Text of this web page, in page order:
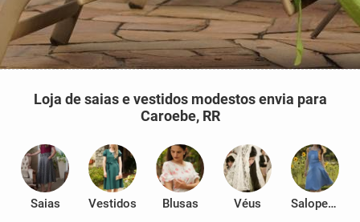
Loja de saias e vestidos modestos envia para
Caroebe, RR
Saias Vestidos Blusas Véus Salopetes